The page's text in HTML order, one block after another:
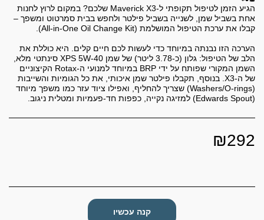
הגיע הזמן לטיפול תקופתי ל-Maverick X3 שלכם? במקום לרוץ לחנות
אחת בשביל שמן, לשנייה בשביל פילטר ולחפש בבית סמרטוט ומשפך –
הערכה הזו נבנתה במיוחד כדי לעשות לכם חיים קלים. היא כוללת את
הלב של הטיפול: גלון (כ-3.78 ליטר) של שמן XPS 5W-40 סינתטי מלא,
השמן המקורי שפותח על ידי BRP במיוחד למנועי ה-Rotax הקיצוניים
של ה-X3. בנוסף, תקבלו פילטר שמן איכותי, את כל הגומיות והשייבות
(Washers/O-rings) שצריך להחליף, ואפילו ציוד עזר כמו משפך מיוחד
₪292
קנה עכשיו